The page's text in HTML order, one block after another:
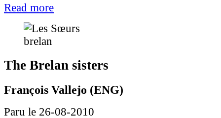
Read more
The Brelan sisters
François Vallejo (ENG)
Paru le 26-08-2010